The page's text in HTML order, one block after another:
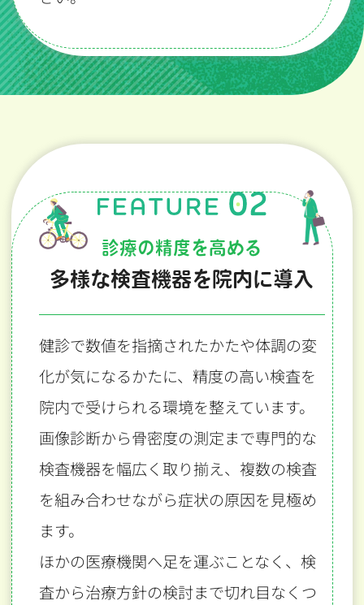
診療の精度を高める
多様な検査機器を院内に導入
健診で数値を指摘されたかたや体調の変
化が気になるかたに、 精度の高い検査を
院内で受けられる環境を整えています。
画像診断から骨密度の測定まで専門的な
検査機器を幅広く取り揃え、 複数の検査
を組み合わせながら症状の原因を見極め
ます。
ほかの医療機関へ足を運ぶことなく、検
査から治療方針の検討まで切れ目なくつ